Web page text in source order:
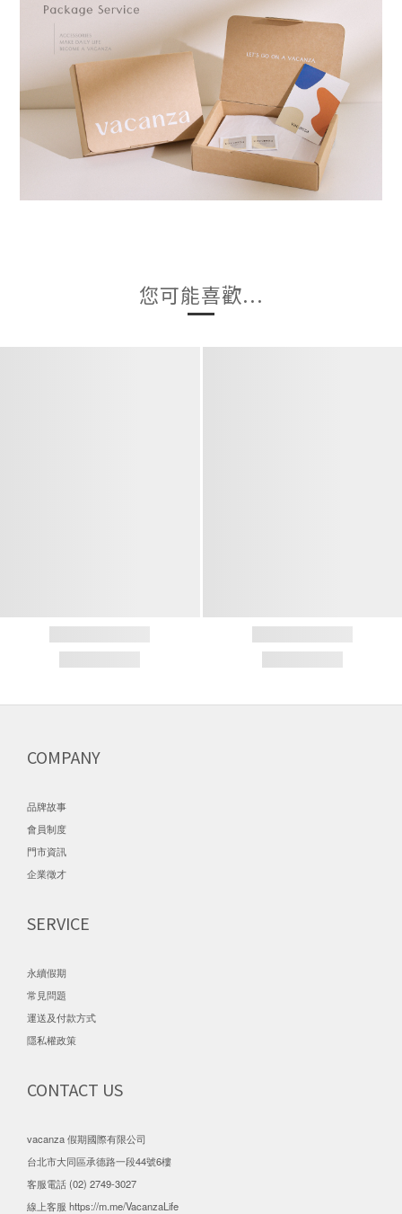
您可能喜歡...
COMPANY
品牌故事
會員制度
門市資訊
企業徵才
SERVICE
永續假期
常見問題
運送及付款方式
隱私權政策
CONTACT US
vacanza 假期國際有限公司
台北市大同區承德路一段44號6樓
客服電話 (02) 2749-3027
線上客服 https://m.me/VacanzaLife